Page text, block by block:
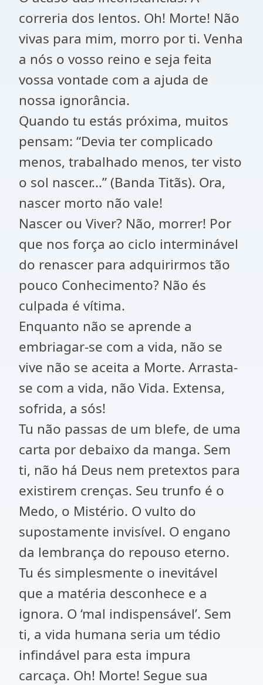
correria dos lentos. Oh! Morte! Não
vivas para mim, morro por ti. Venha
a nós o vosso reino e seja feita
vossa vontade com a ajuda de
nossa ignorância.
Quando tu estás próxima, muitos
pensam: “Devia ter complicado
menos, trabalhado menos, ter visto
o sol nascer...” (Banda Titãs). Ora,
nascer morto não vale!
Nascer ou Viver? Não, morrer! Por
que nos força ao ciclo interminável
do renascer para adquirirmos tão
pouco Conhecimento? Não és
culpada é vítima.
Enquanto não se aprende a
embriagar-se com a vida, não se
vive não se aceita a Morte. Arrasta-
se com a vida, não Vida. Extensa,
sofrida, a sós!
Tu não passas de um blefe, de uma
carta por debaixo da manga. Sem
ti, não há Deus nem pretextos para
existirem crenças. Seu trunfo é o
Medo, o Mistério. O vulto do
supostamente invisível. O engano
da lembrança do repouso eterno.
Tu és simplesmente o inevitável
que a matéria desconhece e a
ignora. O ‘mal indispensável’. Sem
ti, a vida humana seria um tédio
infindável para esta impura
carcaça. Oh! Morte! Segue sua